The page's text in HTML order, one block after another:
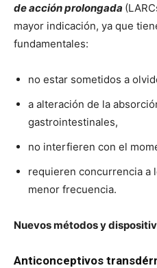
de acción prolongada
mayor indicación, ya que
fundamentales:
no estar sometidos a
a alteración de la
gastrointestinales,
no interfieren con el
requieren concurrencia a
menor frecuencia.
Nuevos métodos y
Anticonceptivos